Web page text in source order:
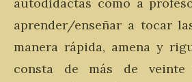
aprender/enseñar a tocar
manera rápida, amena y
consta de más de veinte